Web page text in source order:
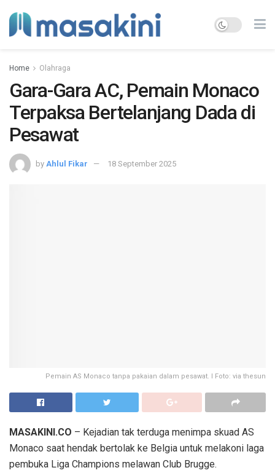
Home Olahraga
Gara-Gara AC, Pemain Monaco
Terpaksa Bertelanjang Dada di
Pesawat
by Ahlul Fikar 18 September 2025
Pemain AS Monaco tanpa pakaian dalam pesawat. I Foto: via thesun
MASAKINI.CO – Kejadian tak terduga menimpa skuad AS
Monaco saat hendak bertolak ke Belgia untuk melakoni laga
pembuka Liga Champions melawan Club Brugge.